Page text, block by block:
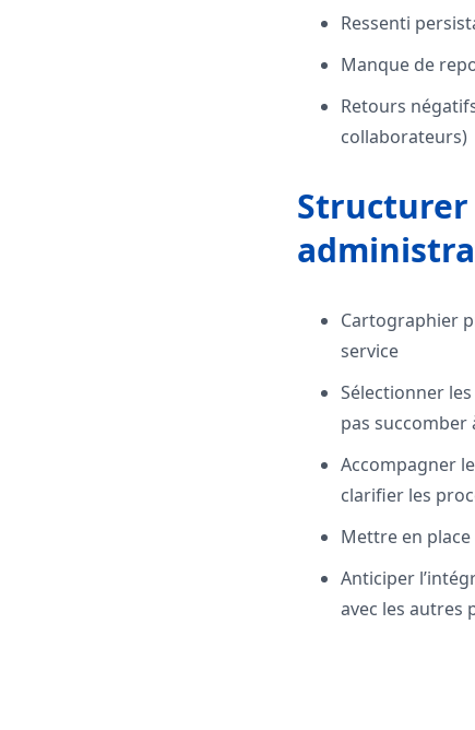
Ressenti
Manque de
Retours
collaborateurs)
Structurer
Cartographier
service
Sélectionner
pas succomber
Accompagner
clarifier les
Mettre en
Anticiper
avec les autres